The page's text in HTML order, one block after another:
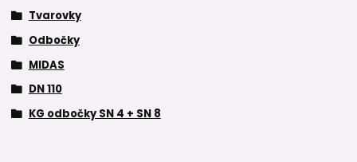
Tvarovky
Odbočky
MIDAS
DN 110
KG odbočky SN 4 + SN 8